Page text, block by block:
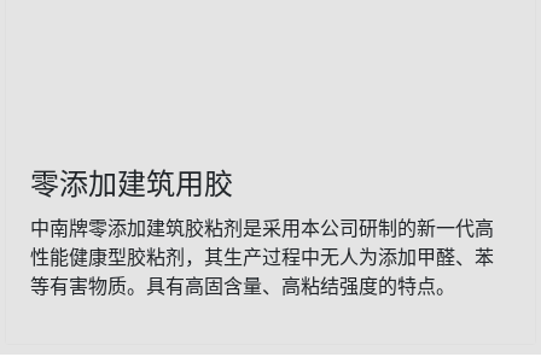
零添加建筑用胶
中南牌零添加建筑胶粘剂是采用本公司研制的新一代高
性能健康型胶粘剂，其生产过程中无人为添加甲醛、苯
等有害物质。具有高固含量、高粘结强度的特点。